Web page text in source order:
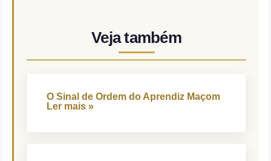
Veja também
O Sinal de Ordem do Aprendiz Maçom
Ler mais »